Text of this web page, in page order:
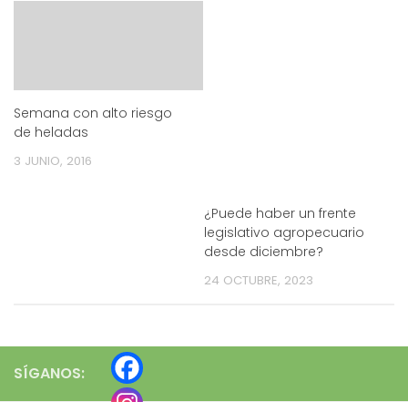
Semana con alto riesgo
de heladas
3 JUNIO, 2016
¿Puede haber un frente
legislativo agropecuario
desde diciembre?
24 OCTUBRE, 2023
SÍGANOS: